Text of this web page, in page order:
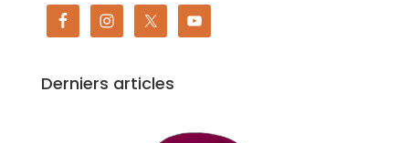
Derniers articles